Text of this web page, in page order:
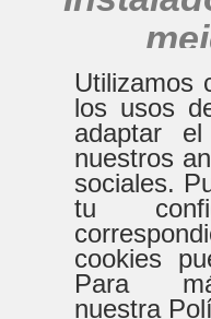
De Lunes a
8:30h a
Utilizamos
los usos
adaptar
nuestros
sociales.
tu
cookies
Para
nuestra